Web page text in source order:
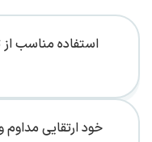
استفاده مناسب
خود ارتقایی مداوم